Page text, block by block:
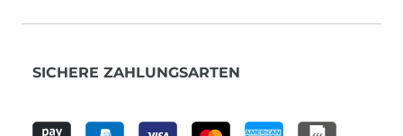
SICHERE ZAHLUNGSARTEN